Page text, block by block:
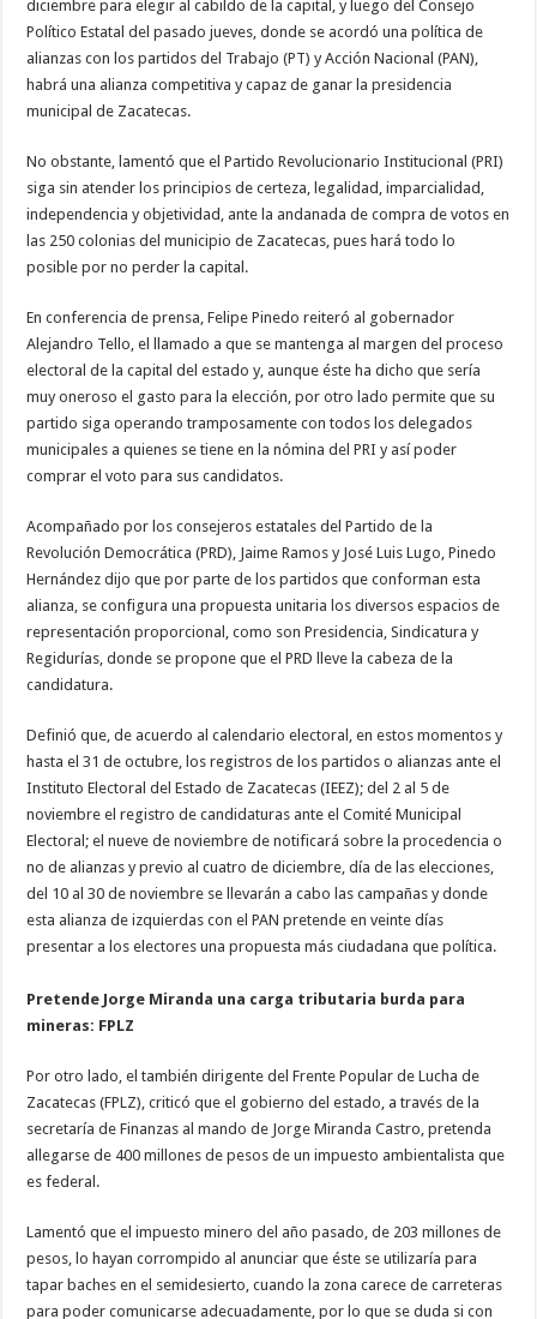
diciembre para elegir al cabildo de la capital, y luego del Consejo
Político Estatal del pasado jueves, donde se acordó una política de
alianzas con los partidos del Trabajo (PT) y Acción Nacional (PAN),
habrá una alianza competitiva y capaz de ganar la presidencia
municipal de Zacatecas.
No obstante, lamentó que el Partido Revolucionario Institucional (PRI)
siga sin atender los principios de certeza, legalidad, imparcialidad,
independencia y objetividad, ante la andanada de compra de votos en
las 250 colonias del municipio de Zacatecas, pues hará todo lo
posible por no perder la capital.
En conferencia de prensa, Felipe Pinedo reiteró al gobernador
Alejandro Tello, el llamado a que se mantenga al margen del proceso
electoral de la capital del estado y, aunque éste ha dicho que sería
muy oneroso el gasto para la elección, por otro lado permite que su
partido siga operando tramposamente con todos los delegados
municipales a quienes se tiene en la nómina del PRI y así poder
comprar el voto para sus candidatos.
Acompañado por los consejeros estatales del Partido de la
Revolución Democrática (PRD), Jaime Ramos y José Luis Lugo, Pinedo
Hernández dijo que por parte de los partidos que conforman esta
alianza, se configura una propuesta unitaria los diversos espacios de
representación proporcional, como son Presidencia, Sindicatura y
Regidurías, donde se propone que el PRD lleve la cabeza de la
candidatura.
Definió que, de acuerdo al calendario electoral, en estos momentos y
hasta el 31 de octubre, los registros de los partidos o alianzas ante el
Instituto Electoral del Estado de Zacatecas (IEEZ); del 2 al 5 de
noviembre el registro de candidaturas ante el Comité Municipal
Electoral; el nueve de noviembre de notificará sobre la procedencia o
no de alianzas y previo al cuatro de diciembre, día de las elecciones,
del 10 al 30 de noviembre se llevarán a cabo las campañas y donde
esta alianza de izquierdas con el PAN pretende en veinte días
presentar a los electores una propuesta más ciudadana que política.
Pretende Jorge Miranda una carga tributaria burda para
mineras: FPLZ
Por otro lado, el también dirigente del Frente Popular de Lucha de
Zacatecas (FPLZ), criticó que el gobierno del estado, a través de la
secretaría de Finanzas al mando de Jorge Miranda Castro, pretenda
allegarse de 400 millones de pesos de un impuesto ambientalista que
es federal.
Lamentó que el impuesto minero del año pasado, de 203 millones de
pesos, lo hayan corrompido al anunciar que éste se utilizaría para
tapar baches en el semidesierto, cuando la zona carece de carreteras
para poder comunicarse adecuadamente, por lo que se duda si con